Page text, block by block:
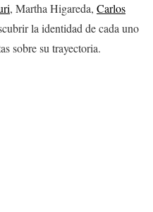
, Martha Higareda, Carlos
la identidad de cada uno
sobre su trayectoria.